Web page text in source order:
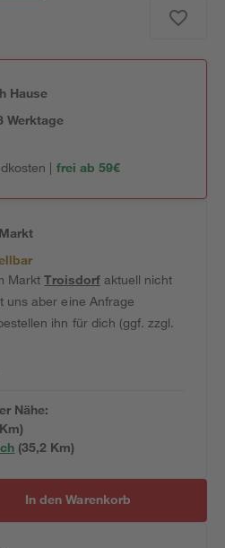
Hause
Werktage
| frei ab 59€
MarktTroisdorfaktuell nicht
uns aber eine Anfrage
ihn für dich (ggf. zzgl.
Nähe:
Km)
(35,2 Km)
In den Warenkorb